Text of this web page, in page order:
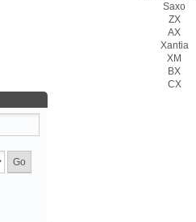
Saxo
ZX
AX
Xantia
XM
BX
CX